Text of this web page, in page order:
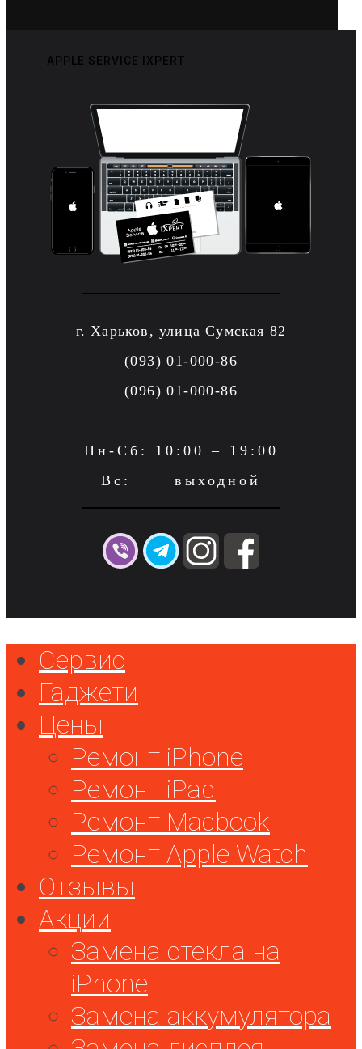
APPLE SERVICE IXPERT
г. Харьков, улица Сумская 82
(093) 01-000-86
(096) 01-000-86
Пн-Сб: 10:00 – 19:00
Вс: выходной
Сервис
Гаджети
Цены
Ремонт iPhone
Ремонт iPad
Ремонт Macbook
Ремонт Apple Watch
Отзывы
Акции
Замена стекла на
iPhone
Замена аккумулятора